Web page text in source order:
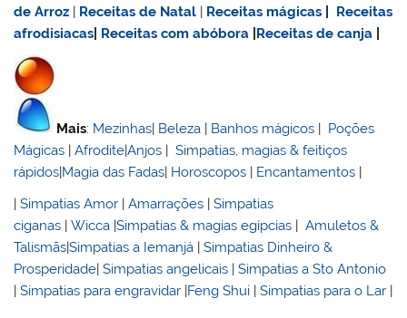
de Arroz | Receitas de Natal | Receitas mágicas
Receitas
afrodisiacas Receitas com abóbora Receitas de canja
Mais: Mezinhas| Beleza | Banhos mágicos | Poções
Mágicas |Afrodite|Anjos |Simpatias, magias & feitiços
rápidos|Magia das Fadas| Horoscopos | Encantamentos |
|Simpatias Amor |Amarrações |Simpatias
ciganas |Wicca |Simpatias & magias egípcias |Amuletos &
Talismãs|Simpatias a Iemanjá |Simpatias Dinheiro &
Prosperidade|Simpatias angelicais |Simpatias a Sto Antonio
|Simpatias para engravidar |Feng Shui |Simpatias para o Lar |